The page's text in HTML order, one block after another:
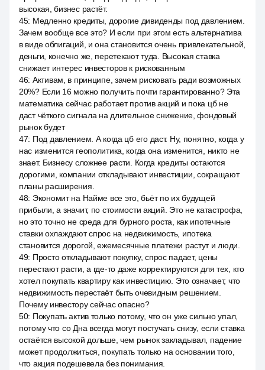
высокая, бизнес растёт.
45: Медленно кредиты, дорогие дивиденды под давлением.
Зачем вообще все это? И если при этом есть альтернатива
в виде облигаций, и она становится очень привлекательной,
деньги, конечно же, перетекают туда. Высокая ставка
снижает интерес инвесторов к рискованным
46: Активам, в принципе, зачем рисковать ради возможных
20%? Если 16 можно получить почти гарантированно? Эта
математика сейчас работает против акций и пока цб не
даст чёткого сигнала на длительное снижение, фондовый
рынок будет
47: Под давлением. А когда цб его даст. Ну, понятно, когда у
нас изменится геополитика, когда она изменится, никто не
знает. Бизнесу сложнее расти. Когда кредиты остаются
дорогими, компании откладывают инвестиции, сокращают
планы расширения.
48: Экономит на Найме все это, бьёт по их будущей
прибыли, а значит, по стоимости акций. Это не катастрофа,
но это точно не среда для бурного роста, как ипотечные
ставки охлаждают спрос на недвижимость, ипотека
становится дорогой, ежемесячные платежи растут и люди.
49: Просто откладывают покупку, спрос падает, цены
перестают расти, а где-то даже корректируются для тех, кто
хотел покупать квартиру как инвестицию. Это означает, что
недвижимость перестаёт быть очевидным решением.
Почему инвестору сейчас опасно?
50: Покупать актив только потому, что он уже сильно упал,
потому что со Дна всегда могут постучать снизу, если ставка
остаётся высокой дольше, чем рынок закладывал, падение
может продолжиться, покупать только на основании того,
что акция подешевела без понимания.